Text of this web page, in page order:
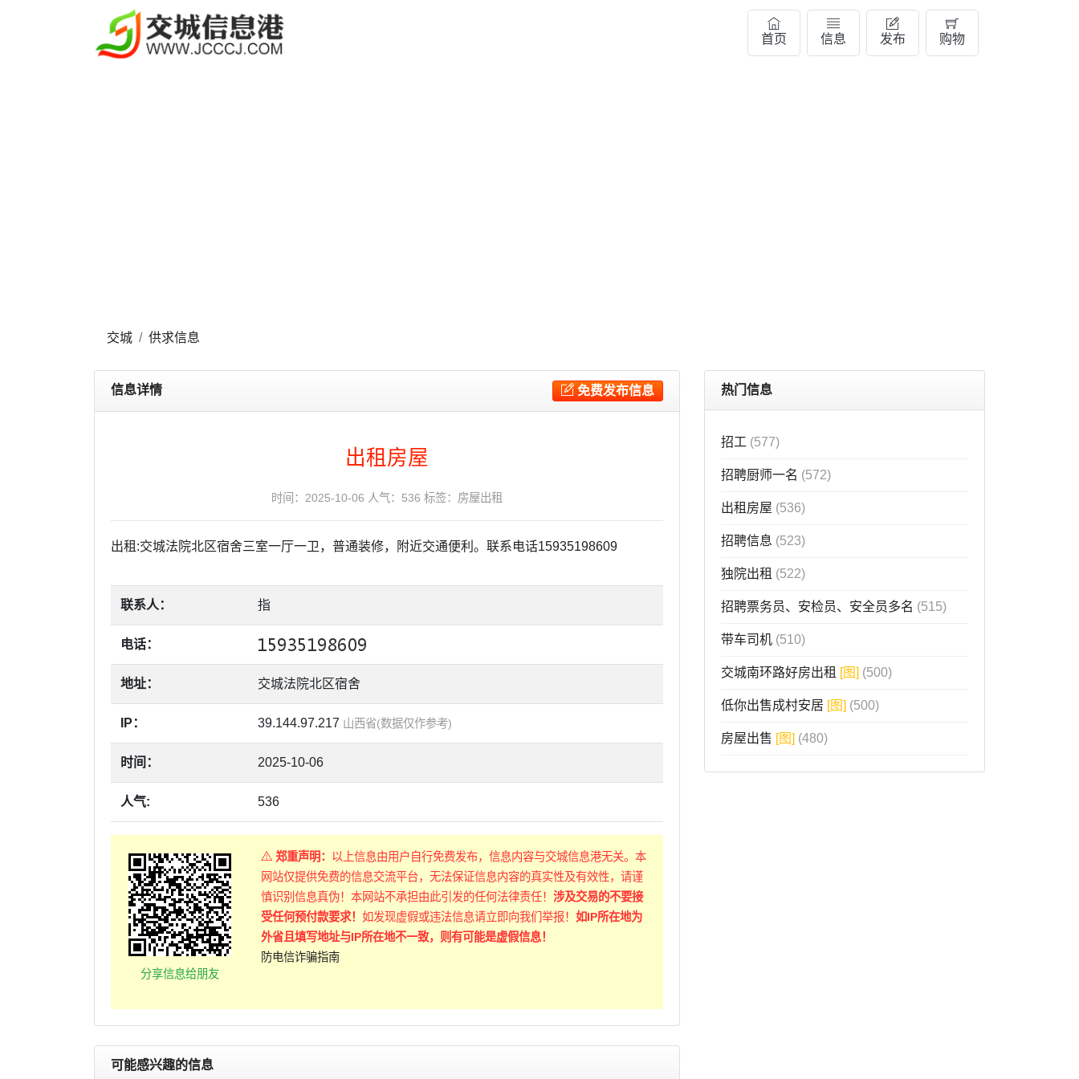
首页 信息 发布 购物
交城 供求信息
信息详情 免费发布信息
出租房屋
时间：2025-10-06 人气：536 标签： 房屋出租
出租:交城法院北区宿舍三室一厅一卫，普通装修，附近交通便利。联系电话15935198609
联系人： 指
电话：
地址： 交城法院北区宿舍
IP： 39.144.97.217 山西省(数据仅作参考)
时间： 2025-10-06
人气: 536
分享信息给朋友
郑重声明： 以上信息由用户自行免费发布，信息内容与交城信息港无关。本
网站仅提供免费的信息交流平台，无法保证信息内容的真实性及有效性，请谨
慎识别信息真伪！本网站不承担由此引发的任何法律责任！ 涉及交易的不要接
受任何预付款要求！ 如发现虚假或违法信息请立即向我们举报！ 如IP所在地为
外省且填写地址与IP所在地不一致，则有可能是虚假信息！
防电信诈骗指南
可能感兴趣的信息
热门信息
招工 (577)
招聘厨师一名 (572)
出租房屋 (536)
招聘信息 (523)
独院出租 (522)
招聘票务员、安检员、安全员多名 (515)
带车司机 (510)
交城南环路好房出租 [图] (500)
低你出售成村安居 [图] (500)
房屋出售 [图] (480)